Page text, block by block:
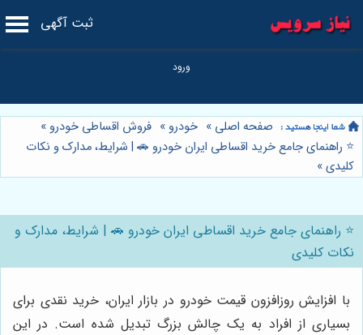
ثبت آگهی
صفحه اصلی » خودرو » فروش اقساطی خودرو »
⭐️ راهنمای جامع خرید اقساطی ایران خودرو 🚗 | شرایط، مدارک و نکات
کلیدی»
⭐️ راهنمای جامع خرید اقساطی ایران خودرو 🚗 | شرایط، مدارک و
نکات کلیدی
با افزایش روزافزون قیمت خودرو در بازار ایران، خرید نقدی برای
بسیاری از افراد به یک چالش بزرگ تبدیل شده است. در این